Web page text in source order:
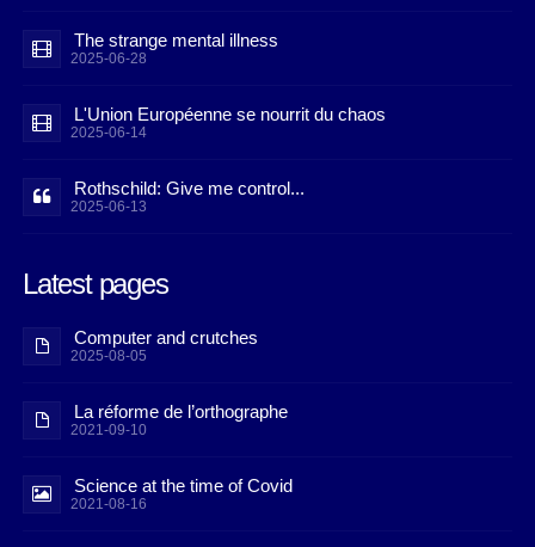
The strange mental illness
2025-06-28
L'Union Européenne se nourrit du chaos
2025-06-14
Rothschild: Give me control...
2025-06-13
Latest pages
Computer and crutches
2025-08-05
La réforme de l’orthographe
2021-09-10
Science at the time of Covid
2021-08-16